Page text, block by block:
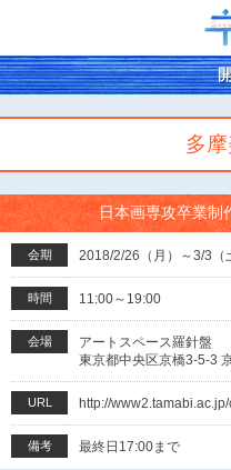
多
日本画専攻卒業制
会期 2018/2/26（月）～3/3（
時間 11:00～19:00
会場
アートスペース羅針盤
東京都中央区京橋3-5-3
URL http://
備考 最終日17:00まで